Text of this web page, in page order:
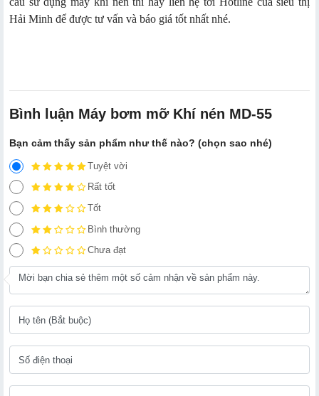
Hải Minh để được tư vấn và báo giá tốt nhất nhé.
Bình luận Máy bơm mỡ Khí nén MD-55
Bạn cảm thấy sản phẩm như thế nào? (chọn sao nhé)
Tuyệt vời
Rất tốt
Tốt
Bình thường
Chưa đạt